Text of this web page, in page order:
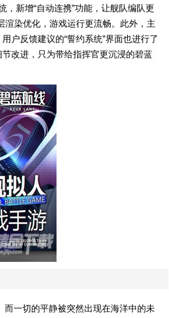
新增“自动连携”功能，让舰队编队更
染优化，游戏运行更流畅。此外，主
户反馈建议的“誓约系统”界面也进行了
改进，只为带给指挥官更沉浸的碧蓝
一切的平静被突然出现在海洋中的未